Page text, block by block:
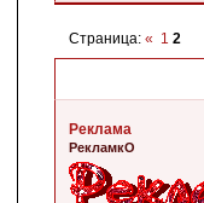
Страница: « 1 2
Реклама
РекламкО